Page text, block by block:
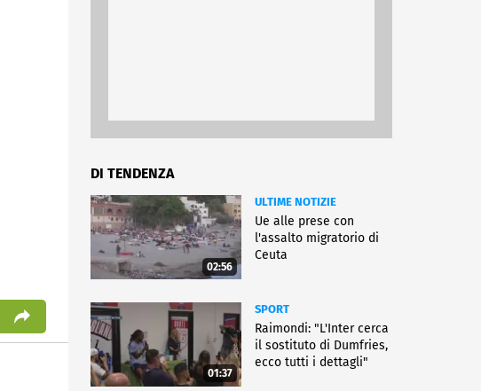
DI TENDENZA
02:56
ULTIME NOTIZIE
Ue alle prese con
l'assalto migratorio di
Ceuta
01:37
SPORT
Raimondi: "L'Inter cerca
il sostituto di Dumfries,
ecco tutti i dettagli"